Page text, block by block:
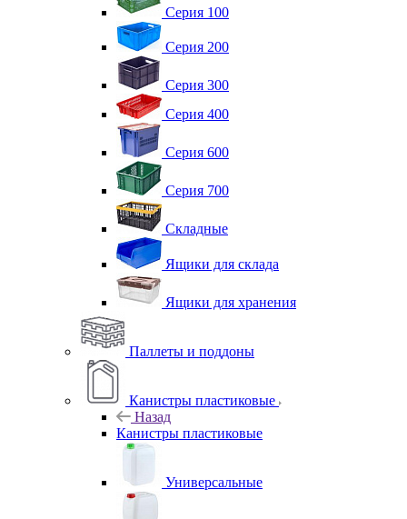
Серия 100
Серия 200
Серия 300
Серия 400
Серия 600
Серия 700
Складные
Ящики для склада
Ящики для хранения
Паллеты и поддоны
Канистры пластиковые
Назад
Канистры пластиковые
Универсальные